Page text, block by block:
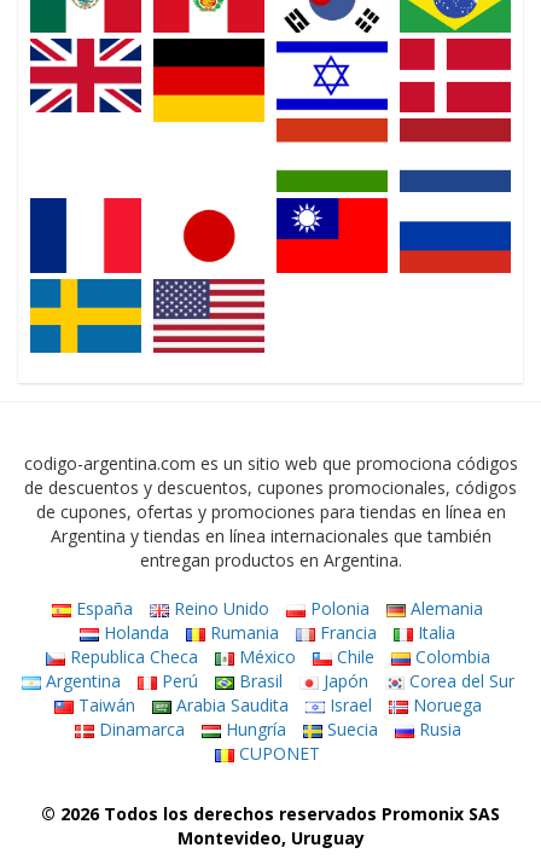
codigo-argentina.com es un sitio web que promociona códigos
de descuentos y descuentos, cupones promocionales, códigos
de cupones, ofertas y promociones para tiendas en línea en
Argentina y tiendas en línea internacionales que también
entregan productos en Argentina.
España Reino Unido Polonia
Alemania
Holanda
Rumania Francia
Italia
Republica Checa
México Chile
Colombia
Argentina
Perú Brasil Japón
Corea del Sur
Taiwán
Arabia Saudita Israel
Noruega
Dinamarca
Hungría Suecia
Rusia
CUPONET
© 2026 Todos los derechos reservados Promonix SAS
Montevideo, Uruguay